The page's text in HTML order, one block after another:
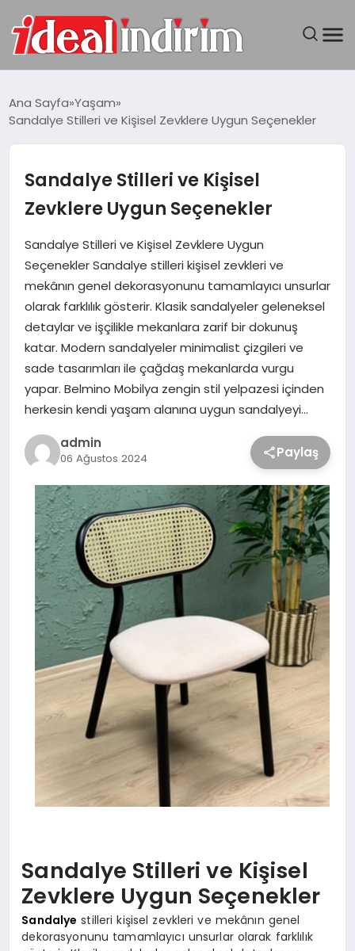
BILGISAYAR
DÜNYA
SEYAHAT
TEKNOLOJI
YAŞAM
Ana Sayfa Yaşam
Sandalye Stilleri ve Kişisel Zevklere Uygun Seçenekler
Sandalye Stilleri ve Kişisel
Zevklere Uygun Seçenekler
Sandalye Stilleri ve Kişisel Zevklere Uygun
Seçenekler Sandalye stilleri kişisel zevkleri ve
mekânın genel dekorasyonunu tamamlayıcı unsurlar
olarak farklılık gösterir. Klasik sandalyeler geleneksel
detaylar ve işçilikle mekanlara zarif bir dokunuş
katar. Modern sandalyeler minimalist çizgileri ve
sade tasarımları ile çağdaş mekanlarda vurgu
yapar. Belmino Mobilya zengin stil yelpazesi içinden
herkesin kendi yaşam alanına uygun sandalyeyi…
admin
06 Ağustos 2024 Paylaş
Sandalye Stilleri ve Kişisel
Zevklere Uygun Seçenekler
Sandalye stilleri kişisel zevkleri ve mekânın genel
dekorasyonunu tamamlayıcı unsurlar olarak farklılık